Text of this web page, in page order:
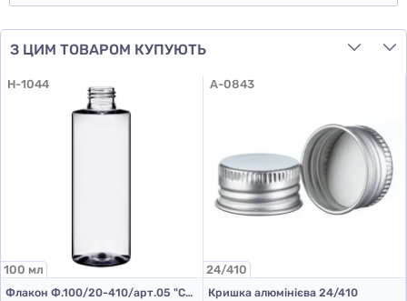
З ЦИМ ТОВАРОМ КУПУЮТЬ
H-1044
100 мл
Флакон Ф.100/20-410/арт.05 "Стелла" (прозорий)
A-0843
24/410
Кришка алюмінієва 24/410